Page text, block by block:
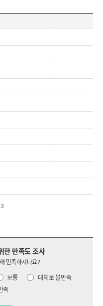
3
한 만족도 조사
만족하시나요?
보통
대체로 불만족
족